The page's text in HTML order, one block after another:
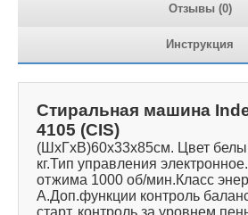
Отзывы (0)
Инструкция
Стиральная машина
4105 (CIS)
(ШхГхВ)60х33х85см. Цвет
кг.Тип управления
отжима 1000 об/мин.Класс
A.Доп.функции контроль
старт, контроль за уровнем